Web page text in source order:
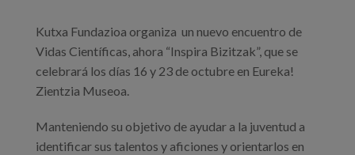
Kutxa Fundazioa organiza un nuevo encuentro de
Vidas Científicas, ahora “Inspira Bizitzak”, que se
celebrará los días 16 y 23 de octubre en Eureka!
Zientzia Museoa.
Manteniendo su objetivo de ayudar a la juventud a
identificar sus talentos y aficiones y orientarlos en